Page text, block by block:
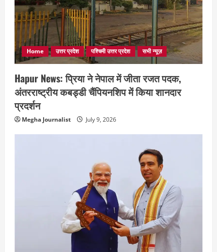
Home उत्तर प्रदेश पश्चिमी उत्तर प्रदेश सभी न्यूज़
Hapur News: प्रिया ने नेपाल में जीता रजत पदक,
अंतरराष्ट्रीय कबड्डी चैंपियनशिप में किया शानदार
प्रदर्शन
Megha Journalist July 9, 2026